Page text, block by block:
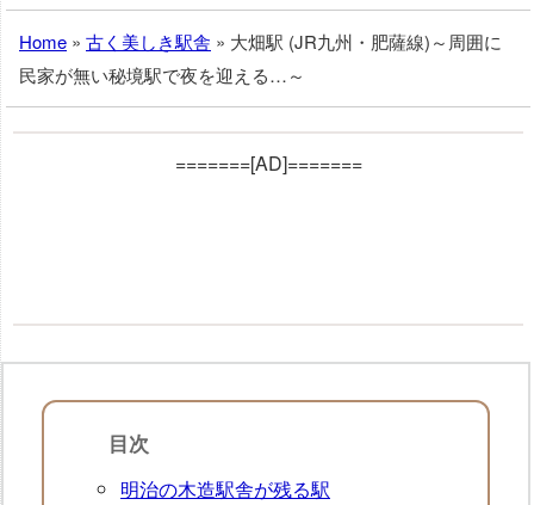
Home » 古く美しき駅舎 » 大畑駅 (JR九州・肥薩線)～周囲に
民家が無い秘境駅で夜を迎える…～
=======[AD]=======
目次
明治の木造駅舎が残る駅